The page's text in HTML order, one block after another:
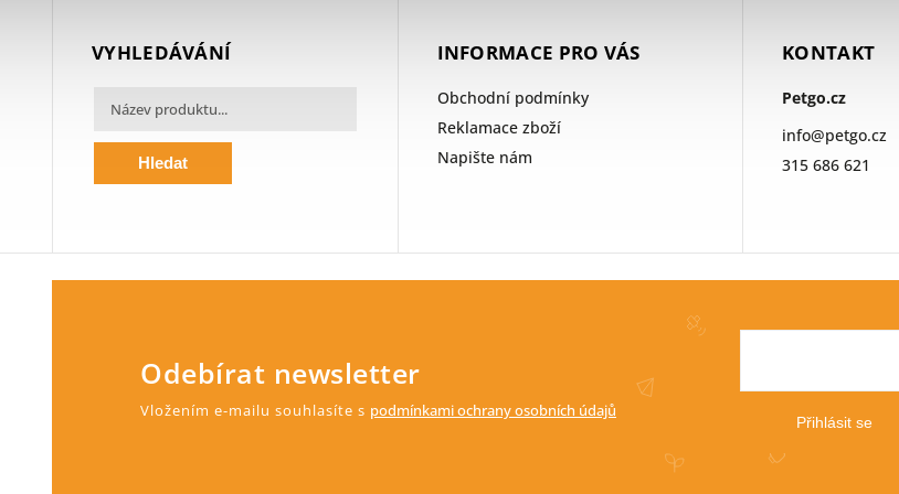
Odebírat newsletter
Vložením e-mailu souhlasíte s podmínkami ochrany osobních údajů
Přihlásit se
VYHLEDÁVÁNÍ
Hledat
INFORMACE PRO VÁS
Obchodní podmínky
Reklamace zboží
Napište nám
KONTAKT
Petgo.cz
info@petgo.cz
315 686 621